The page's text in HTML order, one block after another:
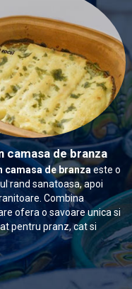
camasa de branza
camasa de branza este o
rand sanatoasa, apoi
Combina
ofera o savoare unica si
pentru pranz, cat si